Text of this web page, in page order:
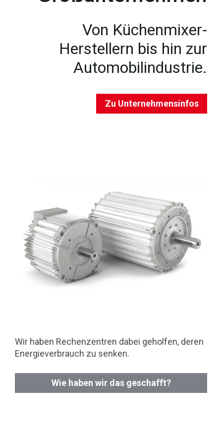
Von Küchenmixer-
Herstellern bis hin zur
Automobilindustrie.
Zu Unternehmensinfos
Wir haben Rechenzentren dabei geholfen, deren
Energieverbrauch zu senken.
Wie haben wir das geschafft?